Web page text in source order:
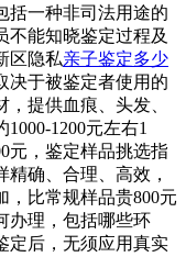
括一种非司法用途的
不能知晓鉴定过程及
区隐私亲子鉴定多少
决于被鉴定者使用的
提供血痕、头发、
1200元左右1
元，鉴定样品挑选指
确、合理、高效，
，比常规样品贵800元
办理，包括哪些环
定后，无须应用真实